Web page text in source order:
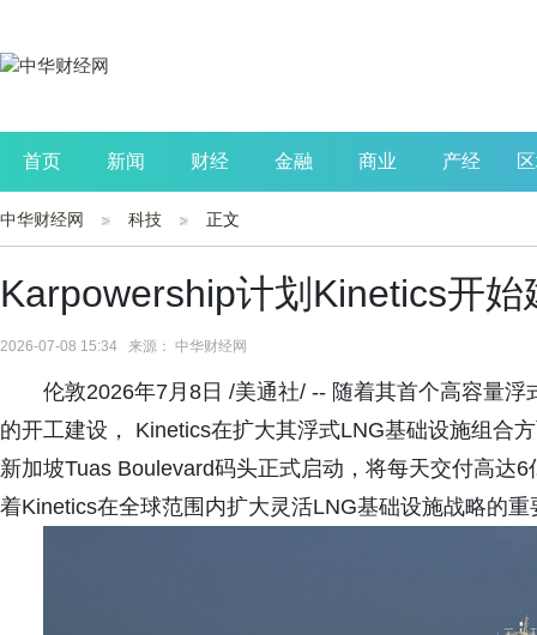
首页 新闻 财经 金融 商业 产经
公司 生活 读书
中华财经网 科技 正文
Karpowership计划Kinetics开
2026-07-08 15:34 来源： 中华财经网
伦敦2026年7月8日 /美通社/ -- 随着其首个高容量
的开工建设， Kinetics在扩大其浮式LNG基础设施组合
新加坡Tuas Boulevard码头正式启动，将每天交付高达
着Kinetics在全球范围内扩大灵活LNG基础设施战略的重